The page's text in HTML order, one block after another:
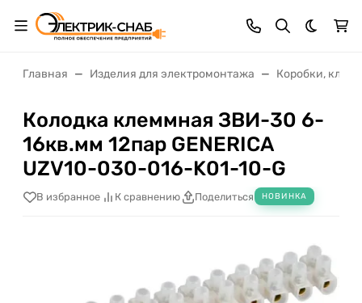
Темная
Главная Изделия для электромонтажа Коробки,
Колодка клеммная ЗВИ-30 6-
16кв.мм 12пар GENERICA
UZV10-030-016-K01-10-G
В избранное К сравнению Поделиться НОВИНКА